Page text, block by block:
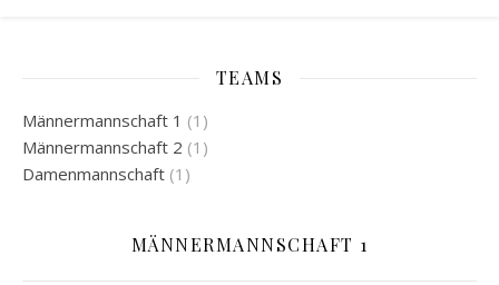
TEAMS
Männermannschaft 1 (1)
Männermannschaft 2 (1)
Damenmannschaft (1)
MÄNNERMANNSCHAFT 1